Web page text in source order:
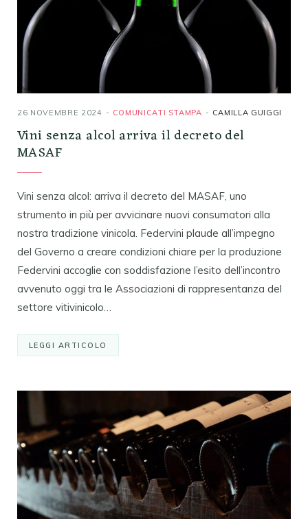
26 NOVEMBRE 2024 COMUNICATI STAMPA CAMILLA GUIGGI
Vini senza alcol arriva il decreto del
MASAF
Vini senza alcol: arriva il decreto del MASAF, uno
strumento in più per avvicinare nuovi consumatori alla
nostra tradizione vinicola. Federvini plaude all’impegno
del Governo a creare condizioni chiare per la produzione
Federvini accoglie con soddisfazione l’esito dell’incontro
avvenuto oggi tra le Associazioni di rappresentanza del
settore vitivinicolo…
LEGGI ARTICOLO